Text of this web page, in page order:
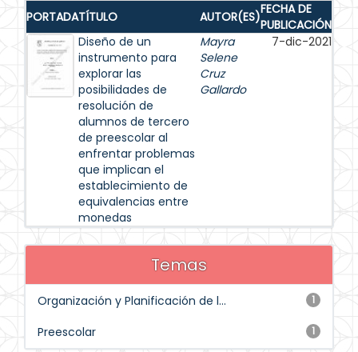
PORTADATÍTULO AUTOR(ES)FECHA DE
PUBLICACIÓN
Diseño de un
instrumento para
explorar las
posibilidades de
resolución de
alumnos de tercero
de preescolar al
enfrentar problemas
que implican el
establecimiento de
equivalencias entre
monedas
Mayra
Selene
Cruz
Gallardo
7-dic-2021
Temas
1
Organización y Planificación de l...
1
Preescolar